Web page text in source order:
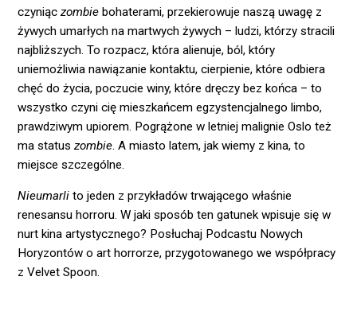
czyniączombie bohaterami, przekierowuje naszą uwagę z
żywych umarłych na martwych żywych – ludzi, którzy stracili
najbliższych. To rozpacz, która alienuje, ból, który
uniemożliwia nawiązanie kontaktu, cierpienie, które odbiera
chęć do życia, poczucie winy, które dręczy bez końca – to
wszystko czyni cię mieszkańcem egzystencjalnego limbo,
prawdziwym upiorem. Pogrążone w letniej malignie Oslo też
ma statuszombie. A miasto latem, jak wiemy z kina, to
miejsce szczególne.
Nieumarli to jeden z przykładów trwającego właśnie
renesansu horroru. W jaki sposób ten gatunek wpisuje się w
nurt kina artystycznego? Posłuchaj Podcastu Nowych
Horyzontów o art horrorze, przygotowanego we współpracy
z Velvet Spoon.